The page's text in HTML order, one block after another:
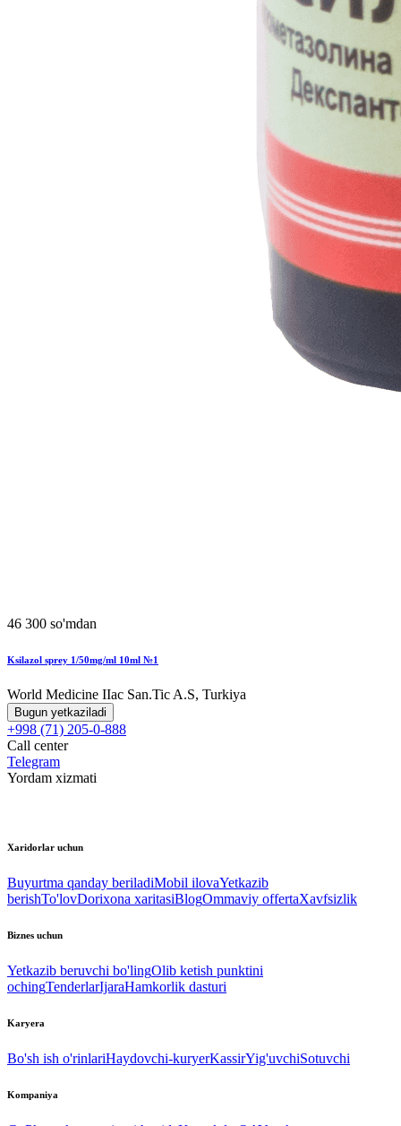
46 300 so'mdan
Ksilazol sprey 1/50mg/ml 10ml №1
World Мedicine IIac San.Tic A.S, Turkiya
Bugun yetkaziladi
+998 (71) 205-0-888
Call center
Telegram
Yordam xizmati
Xaridorlar uchun
Buyurtma qanday beriladiMobil ilovaYetkazib
berishTo'lovDorixona xaritasiBlogOmmaviy offertaXavfsizlik
Biznes uchun
Yetkazib beruvchi bo'lingOlib ketish punktini
ochingTenderlarIjaraHamkorlik dasturi
Karyera
Bo'sh ish o'rinlariHaydovchi-kuryerKassirYig'uvchiSotuvchi
Kompaniya